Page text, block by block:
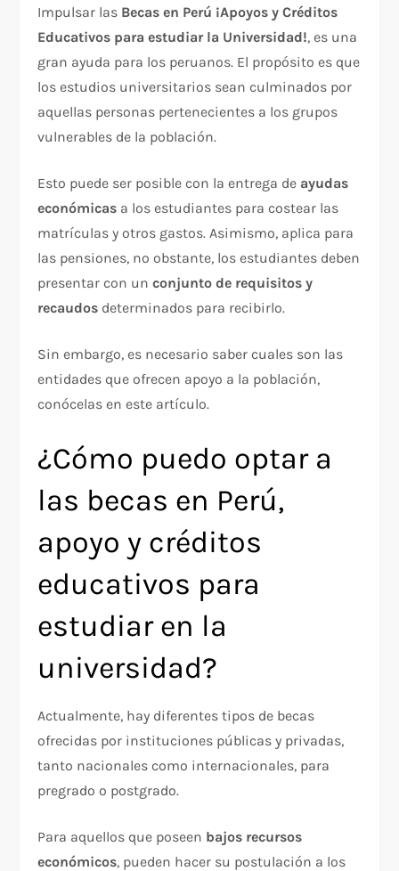
Impulsar las Becas en Perú ¡Apoyos y Créditos
Educativos para estudiar la Universidad!, es una
gran ayuda para los peruanos. El propósito es que
los estudios universitarios sean culminados por
aquellas personas pertenecientes a los grupos
vulnerables de la población.
Esto puede ser posible con la entrega de ayudas
económicas a los estudiantes para costear las
matrículas y otros gastos. Asimismo, aplica para
las pensiones, no obstante, los estudiantes deben
presentar con unconjunto de requisitos y
recaudos determinados para recibirlo.
Sin embargo, es necesario saber cuales son las
entidades que ofrecen apoyo a la población,
conócelas en este artículo.
¿Cómo puedo optar a
las becas en Perú,
apoyo y créditos
educativos para
estudiar en la
universidad?
Actualmente, hay diferentes tipos de becas
ofrecidas por instituciones públicas y privadas,
tanto nacionales como internacionales, para
pregrado o postgrado.
Para aquellos que poseen bajos recursos
económicos, pueden hacer su postulación a los